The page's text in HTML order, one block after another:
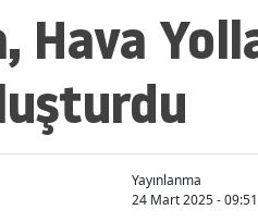
Hava
Yayınlanma
24 Mart 2025 - 09:51